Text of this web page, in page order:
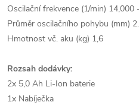
Oscilační frekvence (1/min) 14,000
Průměr oscilačního pohybu (mm)
Hmotnost vč. aku (kg) 1,6
Rozsah dodávky:
2x 5,0 Ah Li-Ion baterie
1x Nabíječka